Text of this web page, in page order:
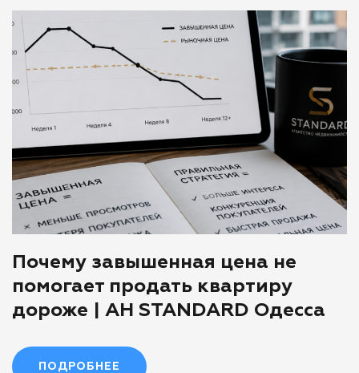
Почему завышенная цена не
помогает продать квартиру
дороже | АН STANDARD Одесса
ПОДРОБНЕЕ